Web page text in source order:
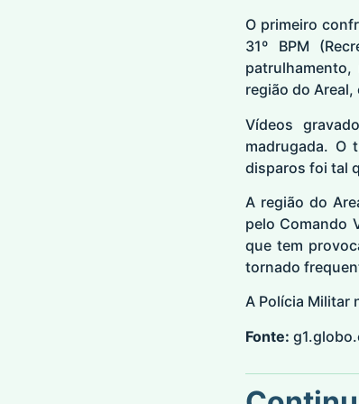
O primeiro
31º BPM
região do Areal,
Vídeos
madrugada. O
disparos foi tal
A região do
pelo Comando
que tem
tornado
A Polícia Militar
Fonte: